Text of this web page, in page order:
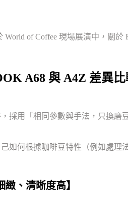
World of Coffee 現場展演中，關
A68 與 A4Z 差異比
採用「相同參數與手法，只換
如何根據咖啡豆特性（例如處理
緻、清晰度高】